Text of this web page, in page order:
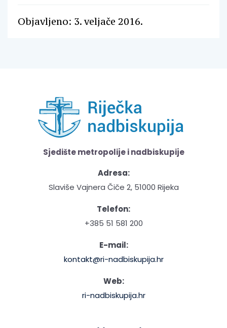
Objavljeno: 3. veljače 2016.
Sjedište metropolije i nadbiskupije
Adresa:
Slaviše Vajnera Čiče 2, 51000 Rijeka
Telefon:
+385 51 581 200
E-mail:
kontakt@ri-nadbiskupija.hr
Web:
ri-nadbiskupija.hr